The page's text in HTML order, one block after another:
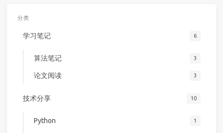
分类
学习笔记 6
算法笔记 3
论文阅读 3
技术分享 10
Python 1